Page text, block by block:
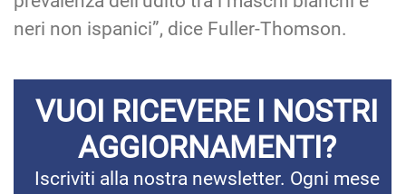
neri non ispanici”, dice Fuller-Thomson.
VUOI RICEVERE I NOSTRI
AGGIORNAMENTI?
Iscriviti alla nostra newsletter. Ogni mese